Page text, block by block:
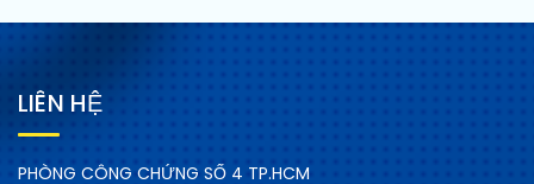
LIÊN HỆ
PHÒNG CÔNG CHỨNG SỐ 4 TP.HCM